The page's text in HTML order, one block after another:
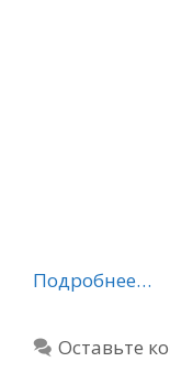
Подробнее…
Оставьте